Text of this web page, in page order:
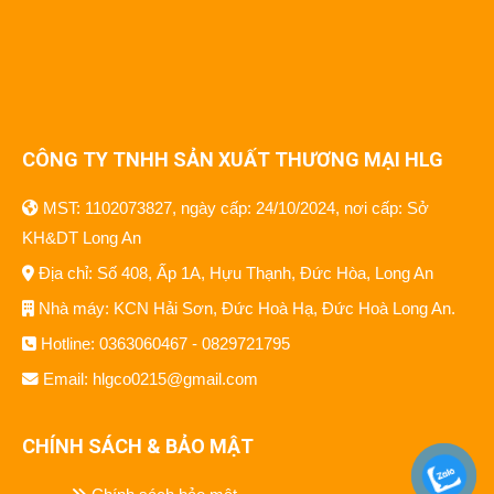
CÔNG TY TNHH SẢN XUẤT THƯƠNG MẠI HLG
MST: 1102073827, ngày cấp: 24/10/2024, nơi cấp: Sở
KH&DT Long An
Địa chỉ: Số 408, Ấp 1A, Hựu Thạnh, Đức Hòa, Long An
Nhà máy: KCN Hải Sơn, Đức Hoà Hạ, Đức Hoà Long An.
Hotline: 0363060467 - 0829721795
Email: hlgco0215@gmail.com
CHÍNH SÁCH & BẢO MẬT